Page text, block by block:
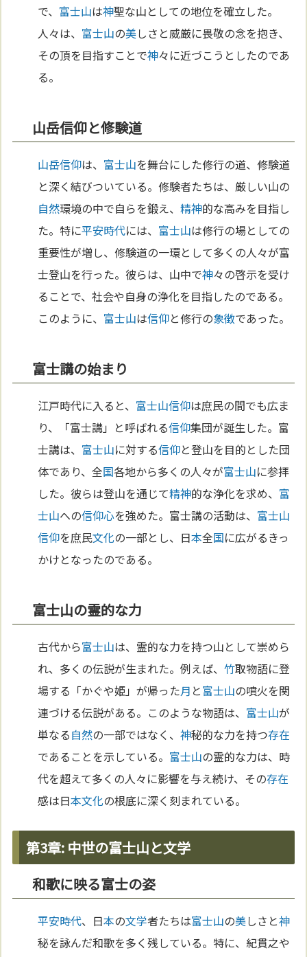
で、 富士山は神聖な山としての地位を確立した。
人々は、 富士山の美しさと威厳に畏敬の念を抱き、
その頂を目指すことで神々に近づこうとしたのであ
る。
山岳信仰と修験道
山岳信仰は、 富士山を舞台にした修行の道、修験道
と深く結びついている。修験者たちは、厳しい山の
自然環境の中で自らを鍛え、精神的な高みを目指し
た。特に平安時代には、 富士山は修行の場としての
重要性が増し、修験道の一環として多くの人々が富
士登山を行った。彼らは、山中で神々の啓示を受け
ることで、社会や自身の浄化を目指したのである。
このように、 富士山は信仰と修行の象徴であった。
富士講の始まり
江戸時代に入ると、 富士山信仰は庶民の間でも広ま
り、「富士講」と呼ばれる信仰集団が誕生した。富
士講は、 富士山に対する信仰と登山を目的とした団
体であり、全国各地から多くの人々が富士山に参拝
した。彼らは登山を通じて精神的な浄化を求め、 富
士山への信仰心を強めた。富士講の活動は、 富士山
信仰を庶民文化の一部とし、日本全国に広がるきっ
かけとなったのである。
富士山の霊的な力
古代から富士山は、霊的な力を持つ山として崇めら
れ、多くの伝説が生まれた。例えば、竹取物語に登
場する「かぐや姫」が帰った月 と富士山の噴火を関
連づける伝説がある。このような物語は、 富士山が
単なる自然の一部ではなく、神秘的な力を持つ存在
であることを示している。 富士山の霊的な力は、時
代を超えて多くの人々に影響を与え続け、その存在
感は日本文化の根底に深く刻まれている。
第3章: 中世の富士山と文学
和歌に映る富士の姿
平安時代、日本の文学者たちは富士山の美しさと神
秘を詠んだ和歌を多く残している。特に、紀貫之や